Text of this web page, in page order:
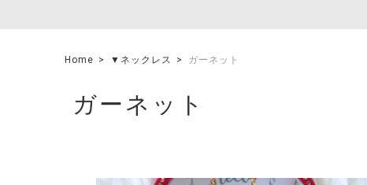
Home ▼ネックレス ガーネット
ガーネット